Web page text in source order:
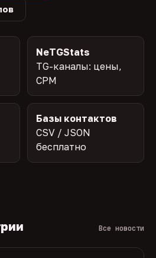
NeTGStats
TG-каналы: цены,
CPM
Базы контактов
CSV / JSON
бесплатно
Все новости